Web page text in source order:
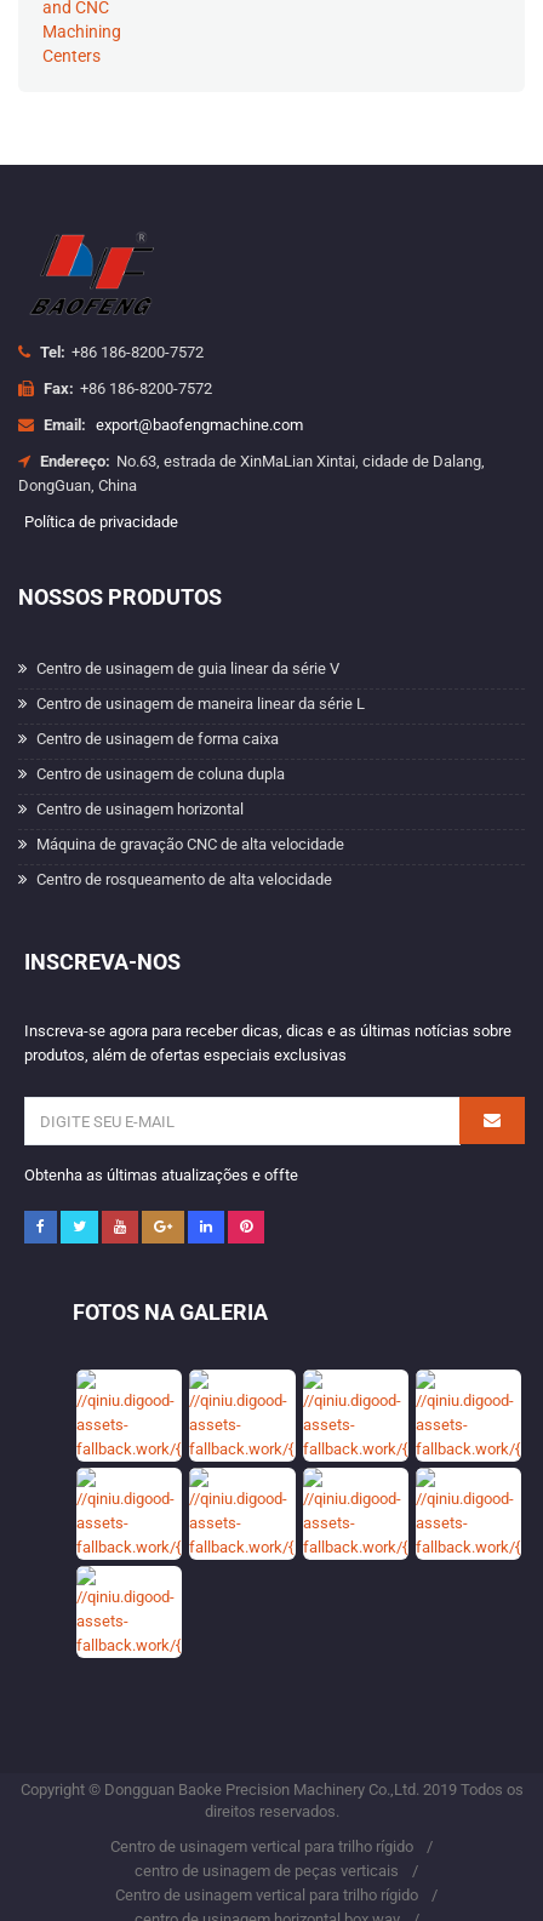
Tel: +86 186-8200-7572
Fax: +86 186-8200-7572
Email: export@baofengmachine.com
Endereço: No.63, estrada de XinMaLian Xintai, cidade de Dalang,
DongGuan, China
Política de privacidade
NOSSOS PRODUTOS
Centro de usinagem de guia linear da série V
Centro de usinagem de maneira linear da série L
Centro de usinagem de forma caixa
Centro de usinagem de coluna dupla
Centro de usinagem horizontal
Máquina de gravação CNC de alta velocidade
Centro de rosqueamento de alta velocidade
INSCREVA-NOS
Inscreva-se agora para receber dicas, dicas e as últimas notícias sobre
produtos, além de ofertas especiais exclusivas
Obtenha as últimas atualizações e offte
FOTOS NA GALERIA
Copyright © Dongguan Baoke Precision Machinery Co.,Ltd. 2019 Todos os
direitos reservados.
Centro de usinagem vertical para trilho rígido
centro de usinagem de peças verticais
Centro de usinagem vertical para trilho rígido